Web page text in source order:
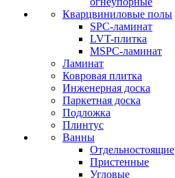
Кварцвиниловые полы
SPC-ламинат
LVT-плитка
MSPC-ламинат
Ламинат
Ковровая плитка
Инженерная доска
Паркетная доска
Подложка
Плинтус
Ванны
Отдельностоящие
Пристенные
Угловые